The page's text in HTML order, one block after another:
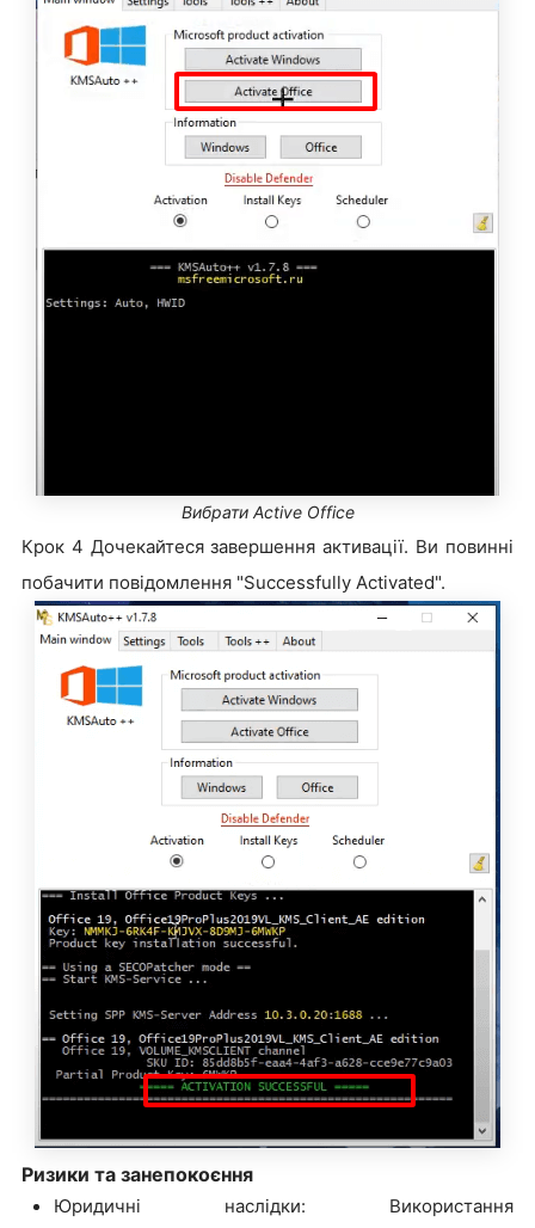
Вибрати Active Office
Крок 4 Дочекайтеся завершення активації. Ви повинні
побачити повідомлення "Successfully Activated".
Ризики та занепокоєння
Юридичні наслідки: Використання